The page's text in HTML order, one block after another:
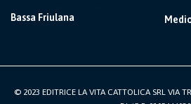
Bassa Friulana
© 2023 EDITRICE LA VITA CATTOLICA SRL VIA